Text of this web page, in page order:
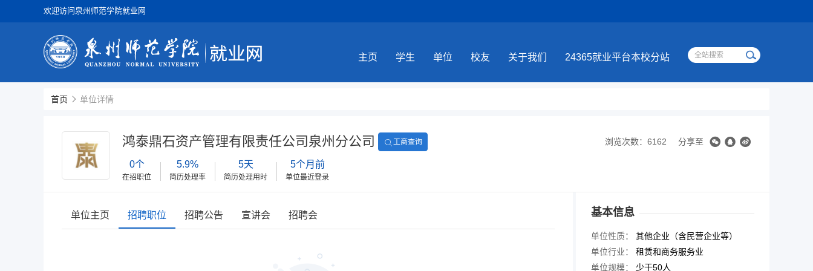
欢迎访问泉州师范学院就业网
主页 学生 单位 校友 关于我们 24365就业平台本校分站
首页 单位详情
鸿泰鼎石资产管理有限责任公司泉州分公司 工商查询
0个
在招职位
5.9%
简历处理率
5天
简历处理用时
5个月前
单位最近登录
浏览次数：6162 分享至
单位主页 招聘职位 招聘公告 宣讲会 招聘会 基本信息
单位性质：
其他企业（含民营企业等）
单位行业：
租赁和商务服务业
单位规模：
少于50人